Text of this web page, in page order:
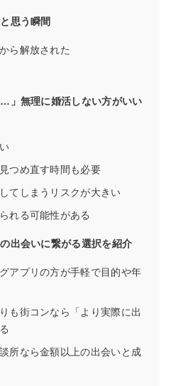
思う瞬間
ら解放された
…」無理に婚活しない方がいい
つめ直す時間も必要
てしまうリスクが大きい
れる可能性がある
出会いに繋がる選択を紹介
アプリの方が手軽で目的や年
も街コンなら「より実際に出
所なら金額以上の出会いと成